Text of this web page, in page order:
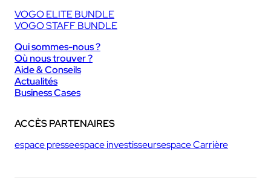
VOGO ELITE BUNDLE
VOGO STAFF BUNDLE
Qui sommes-nous ?
Où nous trouver ?
Aide & Conseils
Actualités
Business Cases
ACCÈS PARTENAIRES
espace presseespace investisseursespace Carrière